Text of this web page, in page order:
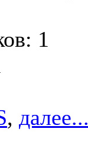
1
, далее...